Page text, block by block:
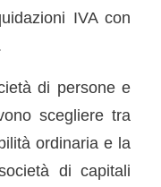
IVA con
di persone e
scegliere tra
ordinaria e la
di capitali